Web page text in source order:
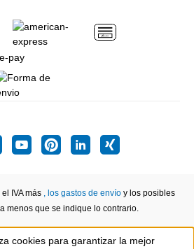
IVA más , los gastos de envío y los posibles
menos que se indique lo contrario.
cookies para garantizar la mejor